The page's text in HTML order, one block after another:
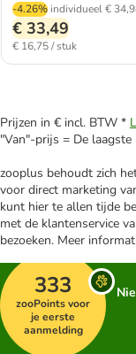
-4.26% individueel€
€ 33,49
€ 16,75 / stuk
Prijzen in € incl. BTW *
"Van"-prijs = De
zooplus behoudt zich
voor direct marketing
kunt hier te allen tijde
met de klantenservice
bezoeken. Meer
333
zooPoints voor
je eerste
aanmelding